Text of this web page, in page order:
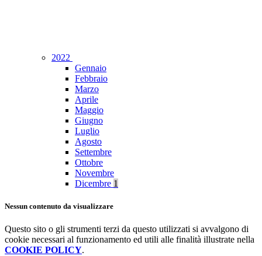
2022
Gennaio
Febbraio
Marzo
Aprile
Maggio
Giugno
Luglio
Agosto
Settembre
Ottobre
Novembre
Dicembre 1
Nessun contenuto da visualizzare
Questo sito o gli strumenti terzi da questo utilizzati si avvalgono di
cookie necessari al funzionamento ed utili alle finalità illustrate nella
COOKIE POLICY.